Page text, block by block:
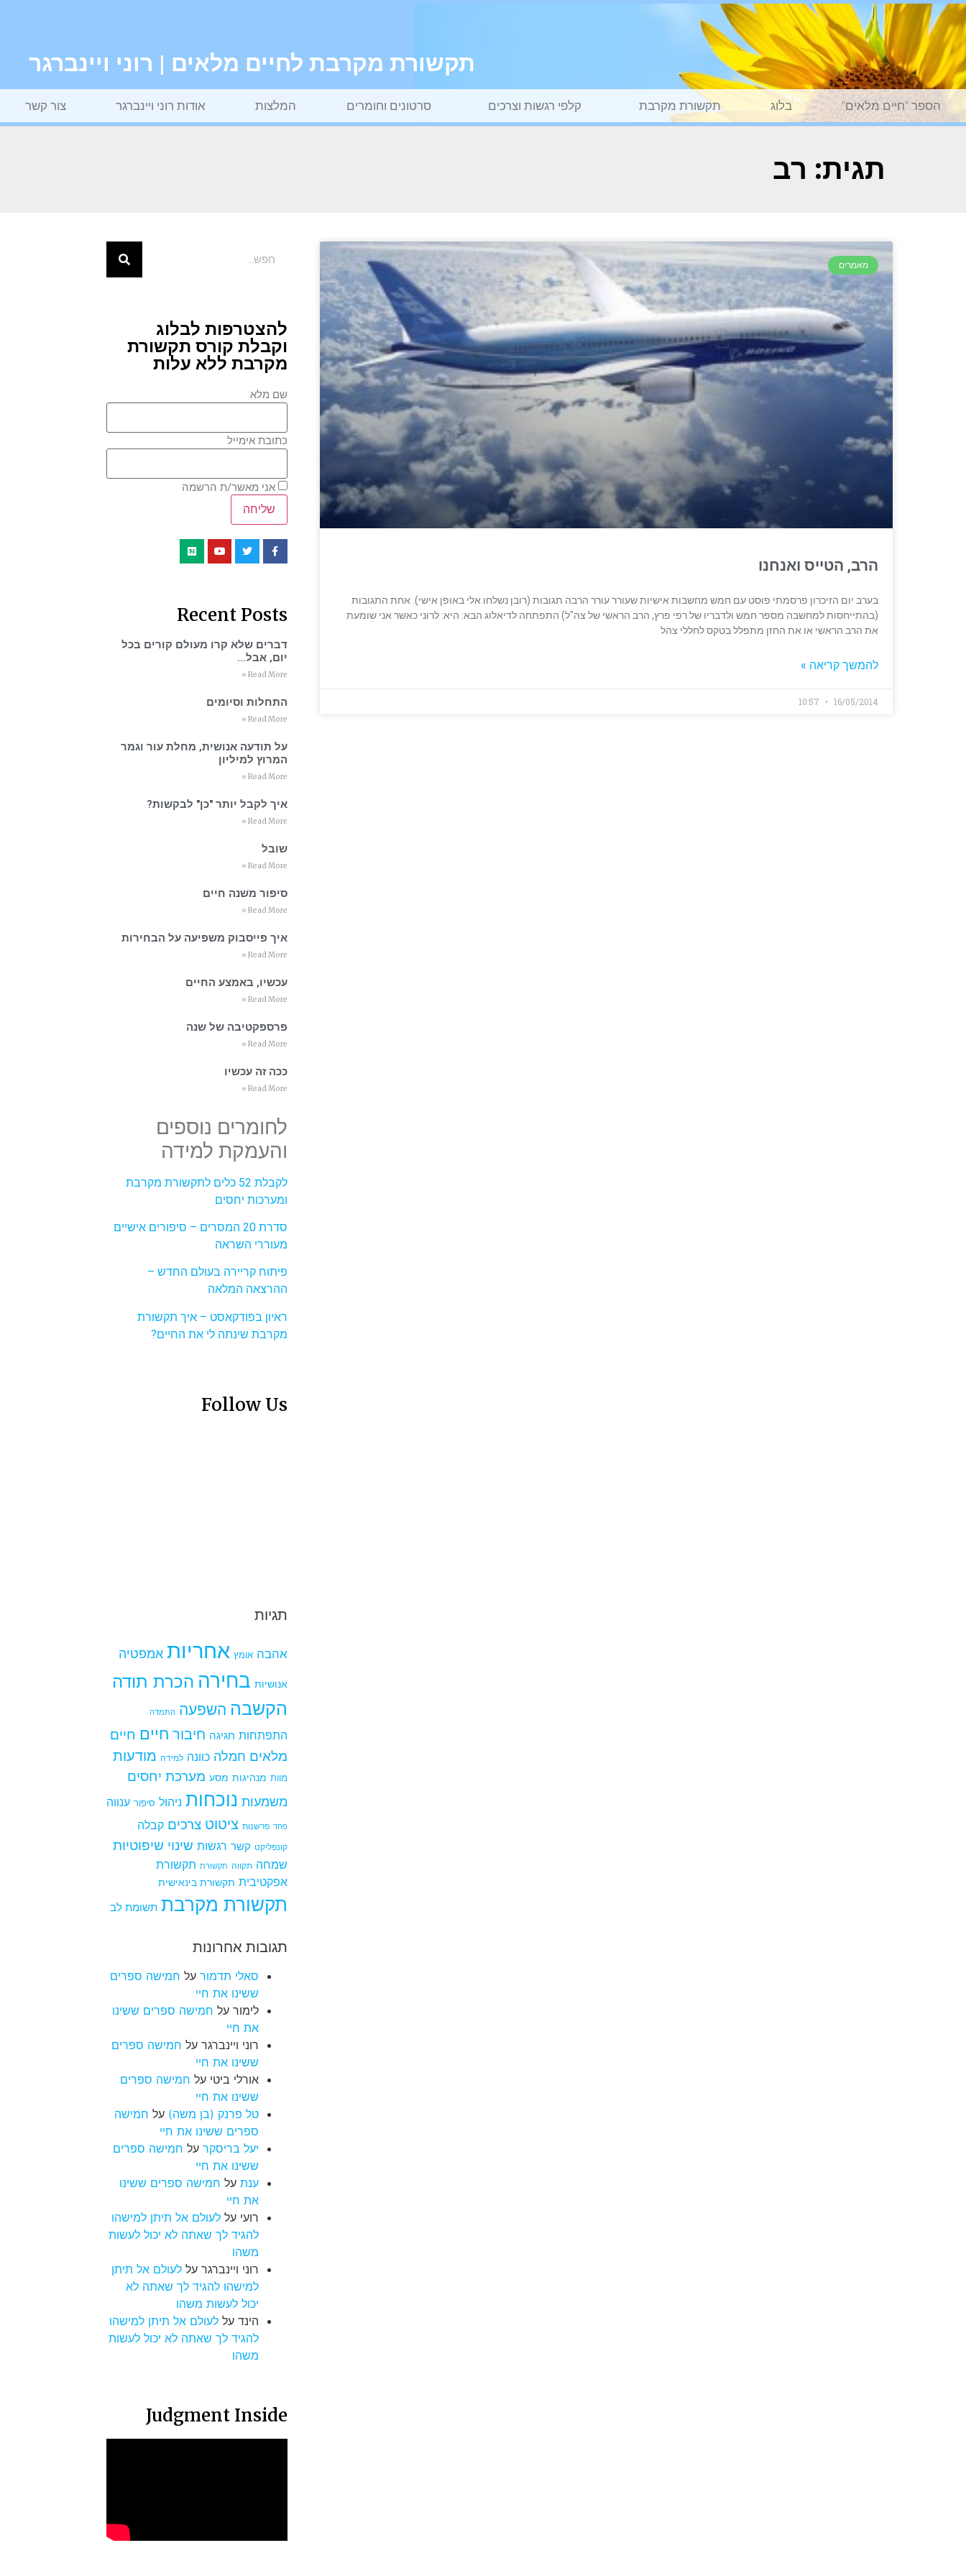
תקשורת מקרבת לחיים מלאים | רוני ויינברגר
הספר "חיים מלאים" בלוג תקשורת מקרבת קלפי רגשות וצרכים סרטונים וחומרים המלצות אודות רוני ויינברגר צור קשר
תגית: רב
מאמרים
הרב, הטייס ואנחנו
בערב יום הזיכרון פרסמתי פוסט עם חמש מחשבות אישיות שעורר עורר הרבה תגובות (רובן נשלחו אלי באופן אישי). אחת התגובות
(בהתייחסות למחשבה מספר חמש ולדבריו של רפי פרץ, הרב הראשי של צה"ל) התפתחה לדיאלוג הבא: היא: לרוני כאשר אני שומעת
את הרב הראשי או את החזן מתפלל בטקס לחללי צהל
להמשך קריאה »
16/05/2014
להצטרפות לבלוג
וקבלת קורס תקשורת
מקרבת ללא עלות
שם מלא
כתובת אימייל
אני מאשר/ת הרשמה
Recent Posts
דברים שלא קרו מעולם קורים בכל
יום, אבל…
Read More »
התחלות וסיומים
Read More »
על תודעה אנושית, מחלת עור וגמר
המרוץ למיליון
Read More »
איך לקבל יותר "כן" לבקשות?
Read More »
שובל
Read More »
סיפור משנה חיים
Read More »
איך פייסבוק משפיעה על הבחירות
Read More »
עכשיו, באמצע החיים
Read More »
פרספקטיבה של שנה
Read More »
ככה זה עכשיו
Read More »
לחומרים נוספים
והעמקת למידה
לקבלת 52 כלים לתקשורת מקרבת
ומערכות יחסים
סדרת 20 המסרים – סיפורים אישיים
מעוררי השראה
פיתוח קריירה בעולם החדש –
ההרצאה המלאה
ראיון בפודקאסט – איך תקשורת
מקרבת שינתה לי את החיים?
Follow Us
תגיות
אהבה אומץ אחריות אמפטיה
אנושיות בחירה הכרת תודה
הקשבה השפעה התמדה
התפתחות חגיגה חיבור חיים חיים
מלאים חמלה כוונה למידה מודעות
מוות מנהיגות מסע מערכת יחסים
משמעות נוכחות ניהול סיפור ענווה
פחד פרשנות ציטוט צרכים קבלה
קונפליקט קשר רגשות שינוי שיפוטיות
שמחה תקווה תקשורת תקשורת
אפקטיבית תקשורת בינאישית
תקשורת מקרבת תשומת לב
תגובות אחרונות
סאלי תדמור על חמישה ספרים
ששינו את חיי
לימור על חמישה ספרים ששינו
את חיי
רוני ויינברגר על חמישה ספרים
ששינו את חיי
אורלי ביטי על חמישה ספרים
ששינו את חיי
טל פרנק (בן משה) על חמישה
ספרים ששינו את חיי
יעל בריסקר על חמישה ספרים
ששינו את חיי
ענת על חמישה ספרים ששינו
את חיי
רועי עללעולם אל תיתן למישהו
להגיד לך שאתה לא יכול לעשות
משהו
רוני ויינברגר עללעולם אל תיתן
למישהו להגיד לך שאתה לא
יכול לעשות משהו
הינד עללעולם אל תיתן למישהו
להגיד לך שאתה לא יכול לעשות
משהו
Judgment Inside